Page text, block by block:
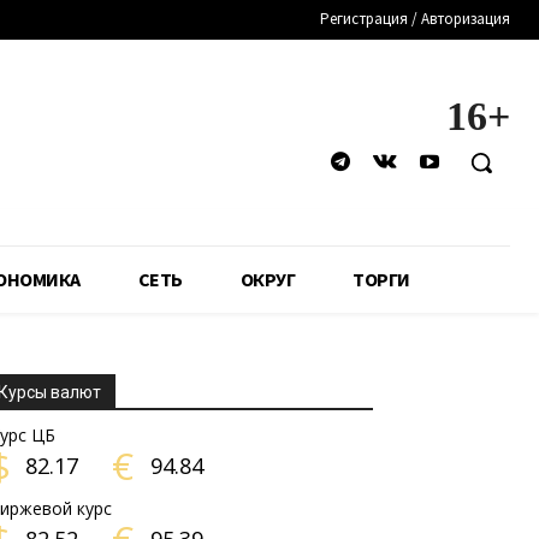
Регистрация / Авторизация
16+
СЕТЬ ОКРУГ ТОРГИ
Курсы валют
ЦБ
82.17 € 94.84
курс